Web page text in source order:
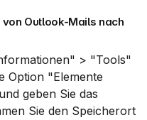
Outlook-Mails nach
> "Tools"
Option "Elemente
geben Sie das
Sie den Speicherort